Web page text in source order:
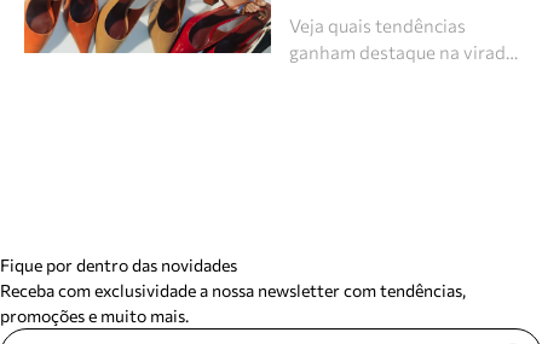
Veja quais tendências
ganham destaque na virad…
Fique por dentro das novidades
Receba com exclusividade a nossa newsletter com tendências,
promoções e muito mais.